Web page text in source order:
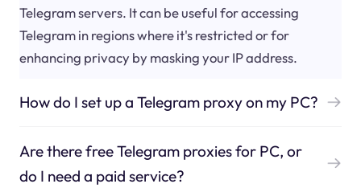
Telegram servers. It can be useful for accessing
Telegram in regions where it's restricted or for
enhancing privacy by masking your IP address.
How do I set up a Telegram proxy on my PC?
Are there free Telegram proxies for PC, or
do I need a paid service?